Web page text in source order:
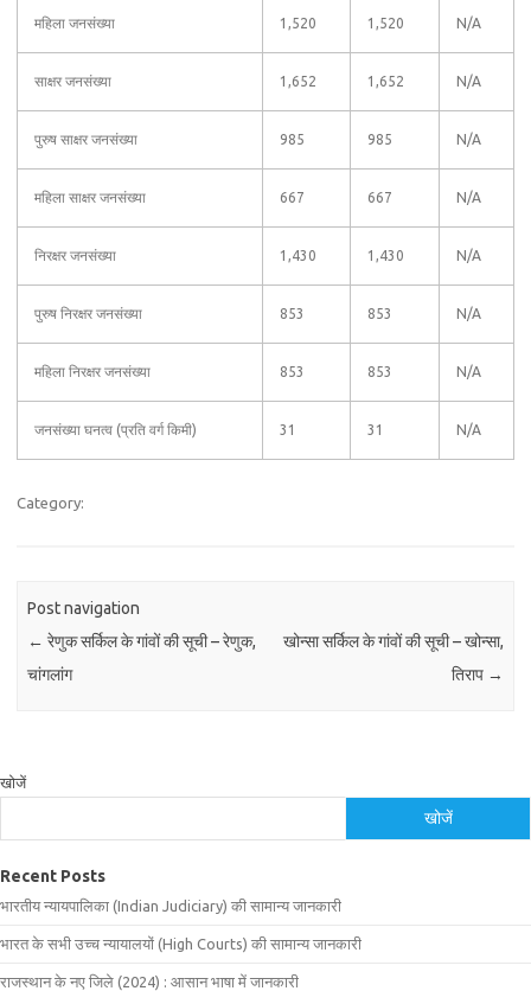
महिला जनसंख्या 1,520 1,520 N/A
साक्षर जनसंख्या 1,652 1,652 N/A
पुरुष साक्षर जनसंख्या 985 985 N/A
महिला साक्षर जनसंख्या 667 667 N/A
निरक्षर जनसंख्या 1,430 1,430 N/A
पुरुष निरक्षर जनसंख्या 853 853 N/A
महिला निरक्षर जनसंख्या 853 853 N/A
जनसंख्या घनत्व (प्रति वर्ग किमी) 31 31 N/A
Category:
Post navigation
← रेणुक सर्किल के गांवों की सूची – रेणुक,
चांगलांग
खोन्सा सर्किल के गांवों की सूची – खोन्सा,
तिराप →
खोजें
खोजें
Recent Posts
भारतीय न्यायपालिका (Indian Judiciary) की सामान्य जानकारी
भारत के सभी उच्च न्यायालयों (High Courts) की सामान्य जानकारी
राजस्थान के नए जिले (2024) : आसान भाषा में जानकारी